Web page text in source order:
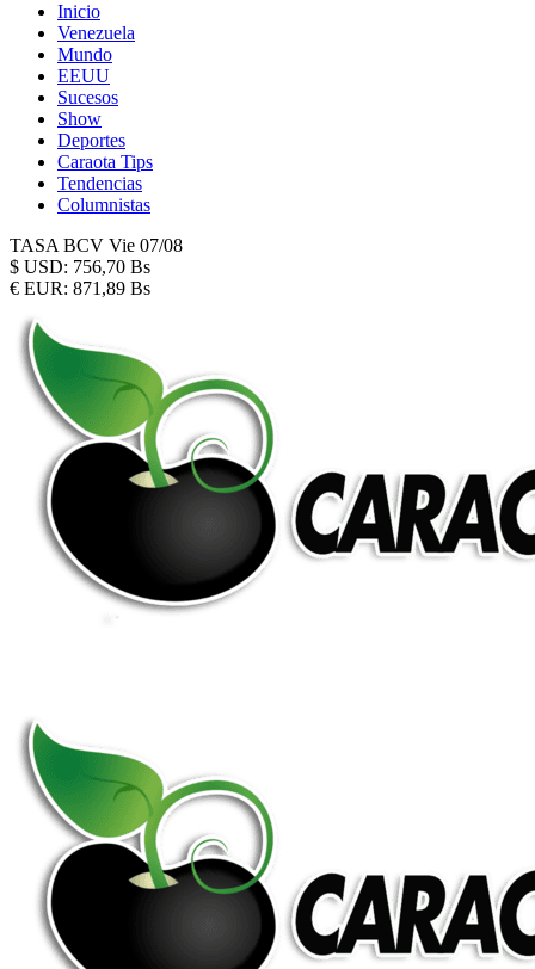
Inicio
Venezuela
Mundo
EEUU
Sucesos
Show
Deportes
Caraota Tips
Tendencias
Columnistas
TASA BCV Vie 07/08
$ USD: 756,70 Bs
€ EUR: 871,89 Bs